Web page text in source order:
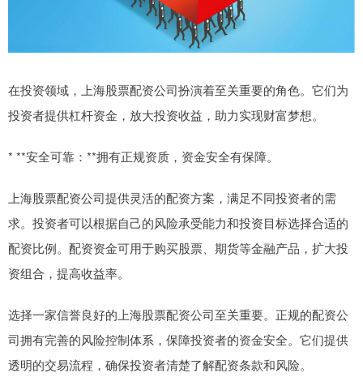
在投资领域，上海股票配资公司扮演着至关重要的角色。它们为
投资者提供杠杆资金，放大投资收益，助力实现财富梦想。
* **安全可靠：**拥有正规资质，资金安全有保障。
上海股票配资公司提供灵活的配资方案，满足不同投资者的需
求。投资者可以根据自己的风险承受能力和投资目标选择合适的
配资比例。配资资金可用于购买股票、期货等金融产品，扩大投
资组合，提高收益率。
选择一家信誉良好的上海股票配资公司至关重要。正规的配资公
司拥有完善的风险控制体系，保障投资者的资金安全。它们提供
透明的交易流程，确保投资者清楚了解配资条款和风险。